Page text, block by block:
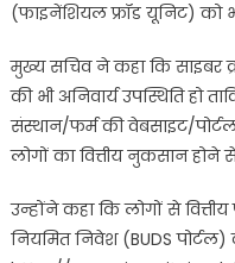
(फाइनेंशियल फ्रॉड यूनिट) को
मुख्य सचिव ने कहा कि साइबर
की भी अनिवार्य उपस्थिति हो
संस्थान/फर्म की वेबसाइट/
लोगों का वित्तीय नुकसान होने
उन्होंने कहा कि लोगों से
नियमित निवेश (BUDS